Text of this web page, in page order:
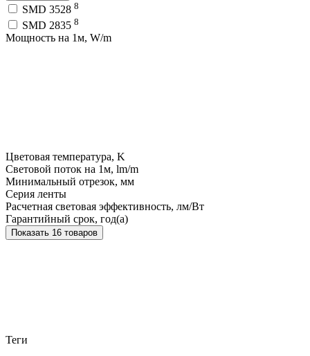
SMD 3528 8
SMD 2835 8
Мощность на 1м, W/m
Цветовая температура, K
Световой поток на 1м, lm/m
Минимальный отрезок, мм
Серия ленты
Расчетная световая эффективность, лм/Вт
Гарантийный срок, год(а)
Показать 16 товаров
Теги